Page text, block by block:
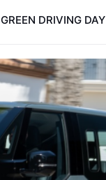
GREEN DRIVING DAY